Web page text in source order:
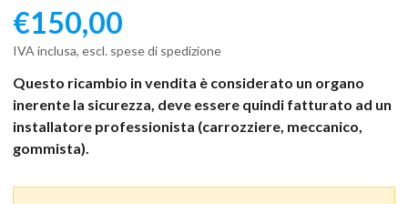
€150,00
IVA inclusa, escl. spese di spedizione
Questo ricambio in vendita è considerato un organo
inerente la sicurezza, deve essere quindi fatturato ad un
installatore professionista (carrozziere, meccanico,
gommista).